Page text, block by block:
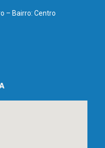
– Bairro: Centro